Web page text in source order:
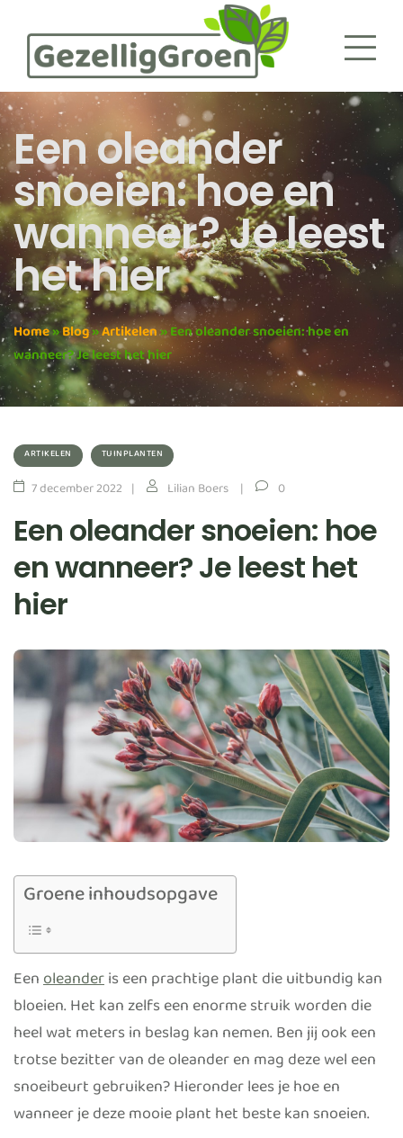
Een oleander
snoeien: hoe en
wanneer? Je leest
het hier
Home»Blog»Artikelen»Een oleander snoeien: hoe en
wanneer? Je leest het hier
ARTIKELEN TUINPLANTEN
7 december 2022 Lilian Boers 0
Een oleander snoeien: hoe
en wanneer? Je leest het
hier
Groene inhoudsopgave
Eenoleanderis een prachtige plant die uitbundig kan
bloeien. Het kan zelfs een enorme struik worden die
heel wat meters in beslag kan nemen. Ben jij ook een
trotse bezitter van de oleander en mag deze wel een
snoeibeurt gebruiken? Hieronder lees je hoe en
wanneer je deze mooie plant het beste kan snoeien.